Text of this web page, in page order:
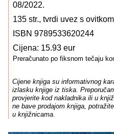
08/2022.
135 str., tvrdi uvez s ovitkom
ISBN 9789533620244
Cijena: 15.93 eur
Preračunato po fiksnom tečaju
Cijene knjiga su informativnog
izlasku knjige iz tiska.
provjerite kod nakladnika ili u
ne bave prodajom knjiga,
u knjižnicama.